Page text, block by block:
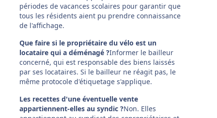
périodes de vacances scolaires pour garantir que
tous les résidents aient pu prendre connaissance
de l'affichage.
Que faire si le propriétaire du vélo est un
locataire qui a déménagé ?Informer le bailleur
concerné, qui est responsable des biens laissés
par ses locataires. Si le bailleur ne réagit pas, le
même protocole d'étiquetage s'applique.
Les recettes d'une éventuelle vente
appartiennent-elles au syndic ?Non. Elles